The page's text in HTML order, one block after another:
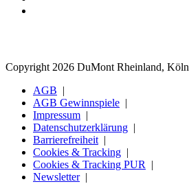
Copyright 2026 DuMont Rheinland, Köln
AGB
AGB Gewinnspiele
Impressum
Datenschutzerklärung
Barrierefreiheit
Cookies & Tracking
Cookies & Tracking PUR
Newsletter